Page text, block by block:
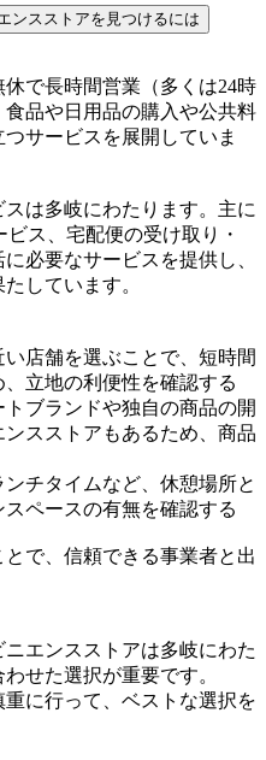
ンスストアを見つけるには
で長時間営業（多くは24時
品や日用品の購入や公共料
サービスを展開していま
は多岐にわたります。主に
ス、宅配便の受け取り・
必要なサービスを提供し、
しています。
店舗を選ぶことで、短時間
立地の利便性を確認する
ブランドや独自の商品の開
スストアもあるため、商品
チタイムなど、休憩場所と
ペースの有無を確認する
で、信頼できる事業者と出
エンスストアは多岐にわた
せた選択が重要です。
に行って、ベストな選択を